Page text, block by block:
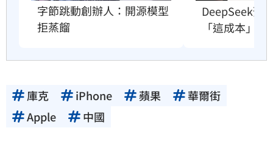
字節跳動創辦人：開源模型
拒蒸餾
DeepSeek預
「這成本」撐
庫克 iPhone 蘋果
華爾街
Apple
中國